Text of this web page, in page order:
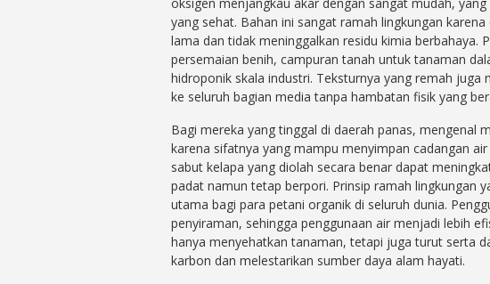
yang sehat. Bahan ini sangat ramah lingkungan
lama dan tidak meninggalkan residu kimia berbahaya.
persemaian benih, campuran tanah untuk tanaman
hidroponik skala industri. Teksturnya yang remah
ke seluruh bagian media tanpa hambatan fisik yang
Bagi mereka yang tinggal di daerah panas, mengenal
karena sifatnya yang mampu menyimpan cadangan
sabut kelapa yang diolah secara benar dapat
padat namun tetap berpori. Prinsip ramah lingkungan
utama bagi para petani organik di seluruh dunia.
penyiraman, sehingga penggunaan air menjadi lebih
hanya menyehatkan tanaman, tetapi juga turut serta
karbon dan melestarikan sumber daya alam hayati.